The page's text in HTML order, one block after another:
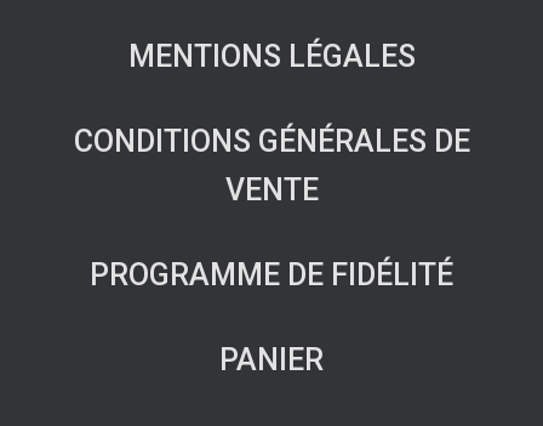
MENTIONS LÉGALES
CONDITIONS GÉNÉRALES DE
VENTE
PROGRAMME DE FIDÉLITÉ
PANIER